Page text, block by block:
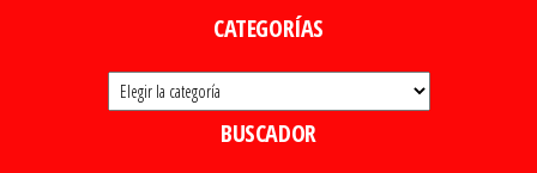
CATEGORÍAS
Categorías
BUSCADOR